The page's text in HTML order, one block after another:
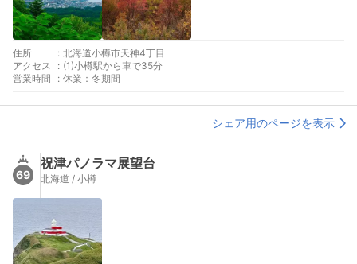
住所 : 北海道小樽市天神4丁目
アクセス
: (1)小樽駅から車で35分
営業時間
: 休業：冬期間
シェア用のページを表示
69
祝津パノラマ展望台
北海道 / 小樽